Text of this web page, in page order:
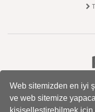
Web sitemizden en iyi
ve web sitemize
kişiselleştirebilmek için